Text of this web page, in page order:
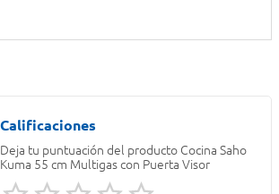
Deja tu puntuación del producto Cocina Saho
Kuma 55 cm Multigas con Puerta Visor